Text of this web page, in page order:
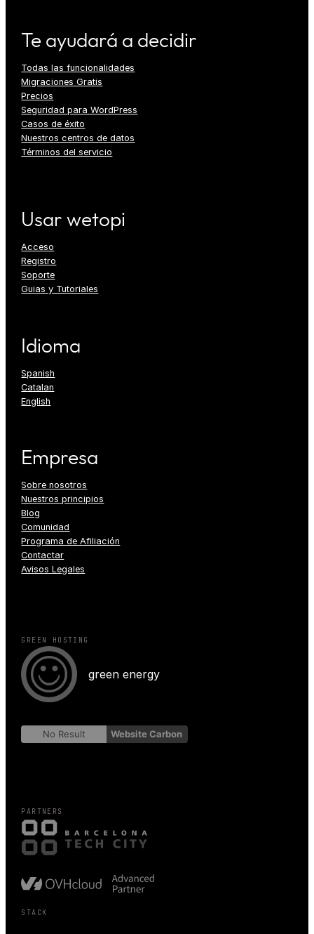
Te ayudará a decidir
Todas las funcionalidades
Migraciones Gratis
Precios
Seguridad para WordPress
Casos de éxito
Nuestros centros de datos
Términos del servicio
Usar wetopi
Acceso
Registro
Soporte
Guias y Tutoriales
Idioma
Spanish
Catalan
English
Empresa
Sobre nosotros
Nuestros principios
Blog
Comunidad
Programa de Afiliación
Contactar
Avisos Legales
GREEN HOSTING
green energy
No Result Website Carbon
PARTNERS
STACK